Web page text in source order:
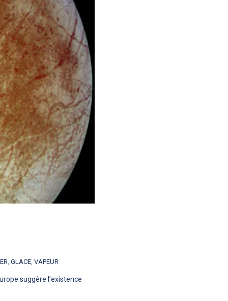
, GLACE, VAPEUR
suggère l’existence